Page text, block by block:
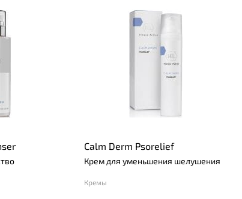
Calm Derm Psorelief
Крем для уменьшения шелушения
Кремы